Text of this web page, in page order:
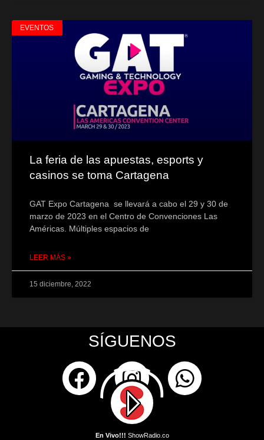
EVENTOS
La feria de las apuestas, esports y
casinos se toma Cartagena
GAT Expo Cartagena se llevará a cabo el 29 y 30 de
marzo de 2023 en el Centro de Convenciones Las
Américas. Múltiples espacios de
LEER MÁS »
15 diciembre, 2022
SÍGUENOS
En Vivo!!! ShowRadio.co